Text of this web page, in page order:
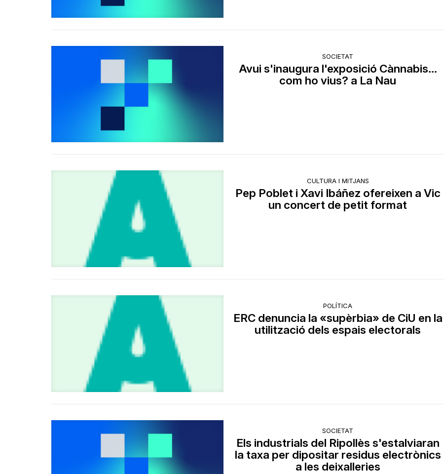
SOCIETAT
Avui s'inaugura l'exposició Cànnabis...
com ho vius? a La Nau
CULTURA I MITJANS
Pep Poblet i Xavi Ibáñez ofereixen a Vic
un concert de petit format
POLÍTICA
ERC denuncia la «supèrbia» de CiU en la
utilització dels espais electorals
SOCIETAT
Els industrials del Ripollès s'estalviaran
la taxa per dipositar residus electrònics
a les deixalleries